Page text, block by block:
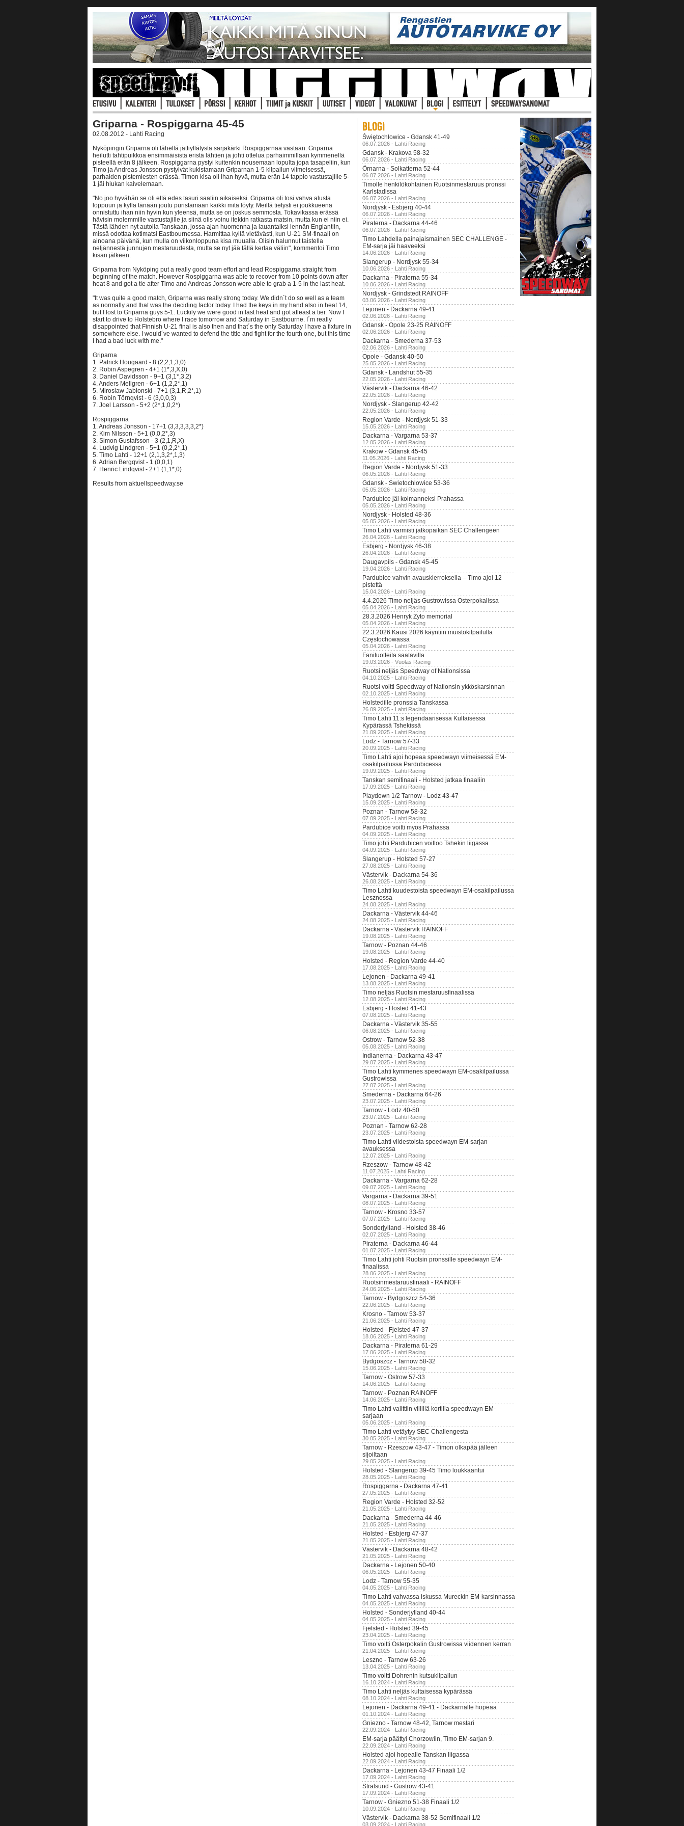
Griparna - Rospiggarna 45-45
02.08.2012 - Lahti Racing
Nyköpingin Griparna oli lähellä jättiyllätystä sarjakärki Rospiggarnaa vastaan. Griparna
heilutti tahtipuikkoa ensimmäisistä eristä lähtien ja johti ottelua parhaimmillaan kymmenellä
pisteellä erän 8 jälkeen. Rospiggarna pystyi kuitenkin nousemaan lopulta jopa tasapeliin, kun
Timo ja Andreas Jonsson pystyivät kukistamaan Griparnan 1-5 kilpailun viimeisessä,
parhaiden pistemiesten erässä. Timon kisa oli ihan hyvä, mutta erän 14 tappio vastustajille 5-
1 jäi hiukan kaivelemaan.
"No joo hyvähän se oli että edes tasuri saatiin aikaiseksi. Griparna oli tosi vahva alusta
loppuun ja kyllä tänään joutu puristamaan kaikki mitä löyty. Meillä tietysti ei joukkueena
onnistuttu ihan niin hyvin kun yleensä, mutta se on joskus semmosta. Tokavikassa erässä
hävisin molemmille vastustajille ja siinä olis voinu itekkin ratkasta matsin, mutta kun ei niin ei.
Tästä lähden nyt autolla Tanskaan, jossa ajan huomenna ja lauantaiksi lennän Englantiin,
missä odottaa kotimatsi Eastbournessa. Harmittaa kyllä vietävästi, kun U-21 SM-finaali on
ainoana päivänä, kun mulla on viikonloppuna kisa muualla. Olisin halunnut taistella
neljännestä junnujen mestaruudesta, mutta se nyt jää tällä kertaa väliin", kommentoi Timo
kisan jälkeen.
Griparna from Nyköping put a really good team effort and lead Rospiggarna straight from
beginning of the match. However Rospiggarna was able to recover from 10 points down after
heat 8 and got a tie after Timo and Andreas Jonsson were able to grab a 1-5 in the last heat.
"It was quite a good match, Griparna was really strong today. We didn´t do so well as a team
as normally and that was the deciding factor today. I had the keys in my hand also in heat 14,
but I lost to Griparna guys 5-1. Luckily we were good in last heat and got atleast a tier. Now I
start to drive to Holstebro where I race tomorrow and Saturday in Eastbourne. I´m really
disappointed that Finnish U-21 final is also then and that´s the only Saturday I have a fixture in
somewhere else. I would´ve wanted to defend the title and fight for the fourth one, but this time
I had a bad luck with me."
Griparna
1. Patrick Hougaard - 8 (2,2,1,3,0)
2. Robin Aspegren - 4+1 (1*,3,X,0)
3. Daniel Davidsson - 9+1 (3,1*,3,2)
4. Anders Mellgren - 6+1 (1,2,2*,1)
5. Miroslaw Jablonski - 7+1 (3,1,R,2*,1)
6. Robin Törnqvist - 6 (3,0,0,3)
7. Joel Larsson - 5+2 (2*,1,0,2*)
Rospiggarna
1. Andreas Jonsson - 17+1 (3,3,3,3,3,2*)
2. Kim Nilsson - 5+1 (0,0,2*,3)
3. Simon Gustafsson - 3 (2,1,R,X)
4. Ludvig Lindgren - 5+1 (0,2,2*,1)
5. Timo Lahti - 12+1 (2,1,3,2*,1,3)
6. Adrian Bergqvist - 1 (0,0,1)
7. Henric Lindqvist - 2+1 (1,1*,0)
Results from aktuellspeedway.se
Świętochłowice - Gdansk 41-49
06.07.2026 - Lahti Racing
Gdansk - Krakova 58-32
06.07.2026 - Lahti Racing
Örnarna - Solkatterna 52-44
06.07.2026 - Lahti Racing
Timolle henkilökohtainen Ruotsinmestaruus pronssi
Karlstadissa
06.07.2026 - Lahti Racing
Nordjysk - Esbjerg 40-44
06.07.2026 - Lahti Racing
Piraterna - Dackarna 44-46
06.07.2026 - Lahti Racing
Timo Lahdella painajaismainen SEC CHALLENGE -
EM-sarja jäi haaveeksi
14.06.2026 - Lahti Racing
Slangerup - Nordjysk 55-34
10.06.2026 - Lahti Racing
Dackarna - Piraterna 55-34
10.06.2026 - Lahti Racing
Nordjysk - Grindstedt RAINOFF
03.06.2026 - Lahti Racing
Lejonen - Dackarna 49-41
02.06.2026 - Lahti Racing
Gdansk - Opole 23-25 RAINOFF
02.06.2026 - Lahti Racing
Dackarna - Smederna 37-53
02.06.2026 - Lahti Racing
Opole - Gdansk 40-50
25.05.2026 - Lahti Racing
Gdansk - Landshut 55-35
22.05.2026 - Lahti Racing
Västervik - Dackarna 46-42
22.05.2026 - Lahti Racing
Nordjysk - Slangerup 42-42
22.05.2026 - Lahti Racing
Region Varde - Nordjysk 51-33
15.05.2026 - Lahti Racing
Dackarna - Vargarna 53-37
12.05.2026 - Lahti Racing
Krakow - Gdansk 45-45
11.05.2026 - Lahti Racing
Region Varde - Nordjysk 51-33
06.05.2026 - Lahti Racing
Gdansk - Swietochlowice 53-36
05.05.2026 - Lahti Racing
Pardubice jäi kolmanneksi Prahassa
05.05.2026 - Lahti Racing
Nordjysk - Holsted 48-36
05.05.2026 - Lahti Racing
Timo Lahti varmisti jatkopaikan SEC Challengeen
26.04.2026 - Lahti Racing
Esbjerg - Nordjysk 46-38
26.04.2026 - Lahti Racing
Daugavpils - Gdansk 45-45
19.04.2026 - Lahti Racing
Pardubice vahvin avauskierroksella – Timo ajoi 12
pistettä
15.04.2026 - Lahti Racing
4.4.2026 Timo neljäs Gustrowissa Osterpokalissa
05.04.2026 - Lahti Racing
28.3.2026 Henryk Zyto memorial
05.04.2026 - Lahti Racing
22.3.2026 Kausi 2026 käyntiin muistokilpailulla
Częstochowassa
05.04.2026 - Lahti Racing
Fanituotteita saatavilla
19.03.2026 - Vuolas Racing
Ruotsi neljäs Speedway of Nationsissa
04.10.2025 - Lahti Racing
Ruotsi voitti Speedway of Nationsin ykköskarsinnan
02.10.2025 - Lahti Racing
Holstedille pronssia Tanskassa
26.09.2025 - Lahti Racing
Timo Lahti 11:s legendaarisessa Kultaisessa
Kypärässä Tshekissä
21.09.2025 - Lahti Racing
Lodz - Tarnow 57-33
20.09.2025 - Lahti Racing
Timo Lahti ajoi hopeaa speedwayn viimeisessä EM-
osakilpailussa Pardubicessa
19.09.2025 - Lahti Racing
Tanskan semifinaali - Holsted jatkaa finaaliin
17.09.2025 - Lahti Racing
Playdown 1/2 Tarnow - Lodz 43-47
15.09.2025 - Lahti Racing
Poznan - Tarnow 58-32
07.09.2025 - Lahti Racing
Pardubice voitti myös Prahassa
04.09.2025 - Lahti Racing
Timo johti Pardubicen voittoo Tshekin liigassa
04.09.2025 - Lahti Racing
Slangerup - Holsted 57-27
27.08.2025 - Lahti Racing
Västervik - Dackarna 54-36
26.08.2025 - Lahti Racing
Timo Lahti kuudestoista speedwayn EM-osakilpailussa
Lesznossa
24.08.2025 - Lahti Racing
Dackarna - Västervik 44-46
24.08.2025 - Lahti Racing
Dackarna - Västervik RAINOFF
19.08.2025 - Lahti Racing
Tarnow - Poznan 44-46
19.08.2025 - Lahti Racing
Holsted - Region Varde 44-40
17.08.2025 - Lahti Racing
Lejonen - Dackarna 49-41
13.08.2025 - Lahti Racing
Timo neljäs Ruotsin mestaruusfinaalissa
12.08.2025 - Lahti Racing
Esbjerg - Hosted 41-43
07.08.2025 - Lahti Racing
Dackarna - Västervik 35-55
06.08.2025 - Lahti Racing
Ostrow - Tarnow 52-38
05.08.2025 - Lahti Racing
Indianerna - Dackarna 43-47
29.07.2025 - Lahti Racing
Timo Lahti kymmenes speedwayn EM-osakilpailussa
Gustrowissa
27.07.2025 - Lahti Racing
Smederna - Dackarna 64-26
23.07.2025 - Lahti Racing
Tarnow - Lodz 40-50
23.07.2025 - Lahti Racing
Poznan - Tarnow 62-28
23.07.2025 - Lahti Racing
Timo Lahti viidestoista speedwayn EM-sarjan
avauksessa
12.07.2025 - Lahti Racing
Rzeszow - Tarnow 48-42
11.07.2025 - Lahti Racing
Dackarna - Vargarna 62-28
09.07.2025 - Lahti Racing
Vargarna - Dackarna 39-51
08.07.2025 - Lahti Racing
Tarnow - Krosno 33-57
07.07.2025 - Lahti Racing
Sonderjylland - Holsted 38-46
02.07.2025 - Lahti Racing
Piraterna - Dackarna 46-44
01.07.2025 - Lahti Racing
Timo Lahti johti Ruotsin pronssille speedwayn EM-
finaalissa
28.06.2025 - Lahti Racing
Ruotsinmestaruusfinaali - RAINOFF
24.06.2025 - Lahti Racing
Tarnow - Bydgoszcz 54-36
22.06.2025 - Lahti Racing
Krosno - Tarnow 53-37
21.06.2025 - Lahti Racing
Holsted - Fjelsted 47-37
18.06.2025 - Lahti Racing
Dackarna - Piraterna 61-29
17.06.2025 - Lahti Racing
Bydgoszcz - Tarnow 58-32
15.06.2025 - Lahti Racing
Tarnow - Ostrow 57-33
14.06.2025 - Lahti Racing
Tarnow - Poznan RAINOFF
14.06.2025 - Lahti Racing
Timo Lahti valittiin villillä kortilla speedwayn EM-
sarjaan
05.06.2025 - Lahti Racing
Timo Lahti vetäytyy SEC Challengesta
30.05.2025 - Lahti Racing
Tarnow - Rzeszow 43-47 - Timon olkapää jälleen
sijoiltaan
29.05.2025 - Lahti Racing
Holsted - Slangerup 39-45 Timo loukkaantui
28.05.2025 - Lahti Racing
Rospiggarna - Dackarna 47-41
27.05.2025 - Lahti Racing
Region Varde - Holsted 32-52
21.05.2025 - Lahti Racing
Dackarna - Smederna 44-46
21.05.2025 - Lahti Racing
Holsted - Esbjerg 47-37
21.05.2025 - Lahti Racing
Västervik - Dackarna 48-42
21.05.2025 - Lahti Racing
Dackarna - Lejonen 50-40
06.05.2025 - Lahti Racing
Lodz - Tarnow 55-35
04.05.2025 - Lahti Racing
Timo Lahti vahvassa iskussa Mureckin EM-karsinnassa
04.05.2025 - Lahti Racing
Holsted - Sonderjylland 40-44
04.05.2025 - Lahti Racing
Fjelsted - Holsted 39-45
23.04.2025 - Lahti Racing
Timo voitti Osterpokalin Gustrowissa viidennen kerran
21.04.2025 - Lahti Racing
Leszno - Tarnow 63-26
13.04.2025 - Lahti Racing
Timo voitti Dohrenin kutsukilpailun
16.10.2024 - Lahti Racing
Timo Lahti neljäs kultaisessa kypärässä
08.10.2024 - Lahti Racing
Lejonen - Dackarna 49-41 - Dackarnalle hopeaa
01.10.2024 - Lahti Racing
Gniezno - Tarnow 48-42, Tarnow mestari
22.09.2024 - Lahti Racing
EM-sarja päättyi Chorzowiin, Timo EM-sarjan 9.
22.09.2024 - Lahti Racing
Holsted ajoi hopealle Tanskan liigassa
22.09.2024 - Lahti Racing
Dackarna - Lejonen 43-47 Finaali 1/2
17.09.2024 - Lahti Racing
Stralsund - Gustrow 43-41
17.09.2024 - Lahti Racing
Tarnow - Gniezno 51-38 Finaali 1/2
10.09.2024 - Lahti Racing
Västervik - Dackarna 38-52 Semifinaali 1/2
03.09.2024 - Lahti Racing